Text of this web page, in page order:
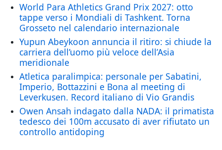
World Para Athletics Grand Prix 2027: otto
tappe verso i Mondiali di Tashkent. Torna
Grosseto nel calendario internazionale
Yupun Abeykoon annuncia il ritiro: si chiude la
carriera dell’uomo più veloce dell’Asia
meridionale
Atletica paralimpica: personale per Sabatini,
Imperio, Bottazzini e Bona al meeting di
Leverkusen. Record italiano di Vio Grandis
Owen Ansah indagato dalla NADA: il primatista
tedesco dei 100m accusato di aver rifiutato un
controllo antidoping